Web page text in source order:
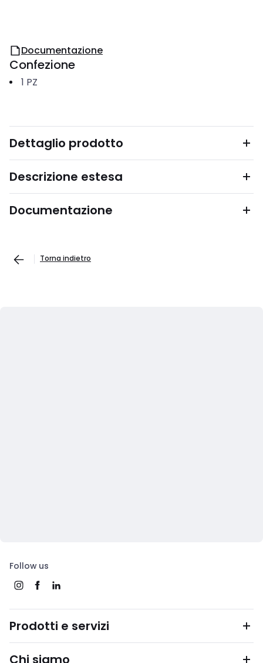
Documentazione
Confezione
1 PZ
Dettaglio prodotto
Descrizione estesa
Documentazione
Torna indietro
Follow us
Prodotti e servizi
Chi siamo